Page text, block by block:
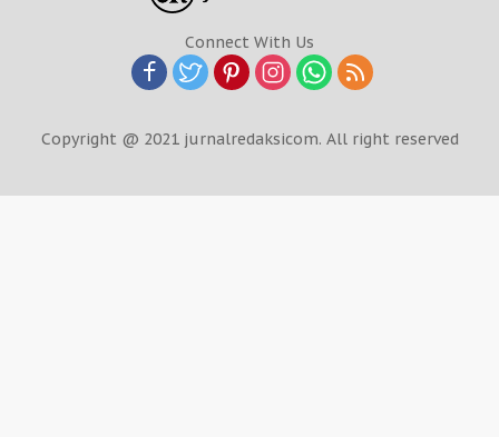
Connect With Us
Copyright @ 2021 jurnalredaksicom. All right reserved